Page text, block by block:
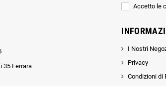
35 Ferrara
Accetto le
I Nostri
Privacy
Condizioni di